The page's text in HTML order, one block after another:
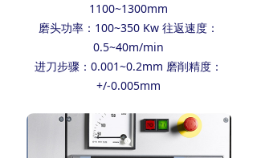
1100~1300mm
磨头功率：100~350 Kw 往返速度：
0.5~40m/min
进刀步骤：0.001~0.2mm 磨削精度：
+/-0.005mm